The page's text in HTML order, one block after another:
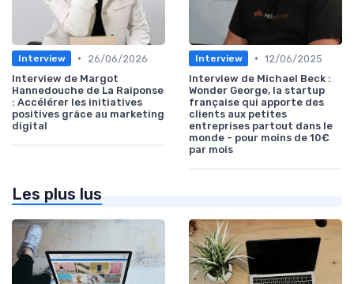
Interview •
26/06/2026
Interview de Margot
Hannedouche de La Raiponse
: Accélérer les initiatives
positives grâce au marketing
digital
Interview • 12/06/2025
Interview de Michael Beck :
Wonder George, la startup
française qui apporte des
clients aux petites
entreprises partout dans le
monde - pour moins de 10€
par mois
Les plus lus